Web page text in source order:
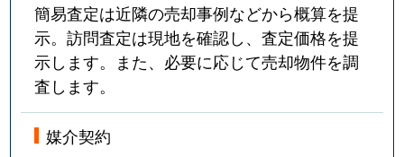
簡易査定は近隣の売却事例などから概算を提
示。訪問査定は現地を確認し、査定価格を提
示します。また、必要に応じて売却物件を調
査します。
媒介契約